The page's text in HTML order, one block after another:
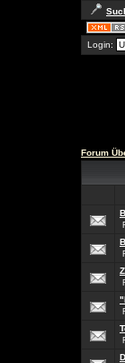
Login:
Forum